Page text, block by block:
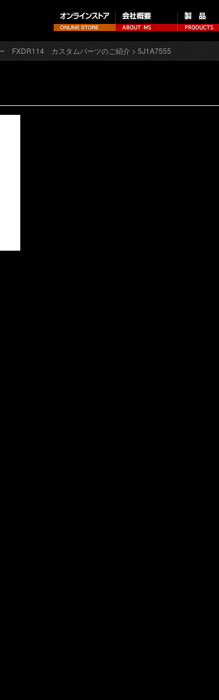
FXDR114 カスタムパーツのご紹介 > 5J1A7555